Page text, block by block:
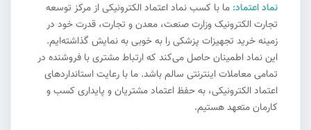
نماد اعتماد: ما با کسب نماد اعتماد الکترونیکی از مرکز توسعه
تجارت الکترونیک وزارت صنعت، معدن و تجارت، قدرت خود در
زمینه خرید تجهیزات پزشکی را به خوبی به نمایش گذاشته‌ایم.
این نماد اطمینان حاصل می‌کند که ارتباط مشتری با فروشنده در
تمامی معاملات اینترنتی سالم باشد. ما با رعایت استانداردهای
اعتماد الکترونیکی، به حفظ اعتماد مشتریان و پایداری کسب و
کارمان متعهد هستیم.